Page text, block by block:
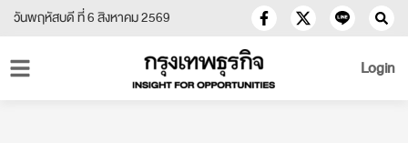
วันพฤหัสบดี ที่ 6 สิงหาคม 2569
Login